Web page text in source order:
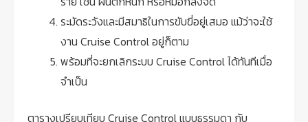
ระมัดระวังและมีสมาธิในการขับขี่อยู่เสมอ แม้ว่าจะใช้
งาน Cruise Control อยู่ก็ตาม
พร้อมที่จะยกเลิกระบบ Cruise Control ได้ทันทีเมื่อ
จำเป็น
ตารางเปรียบเทียบ Cruise Control แบบธรรมดา กับ